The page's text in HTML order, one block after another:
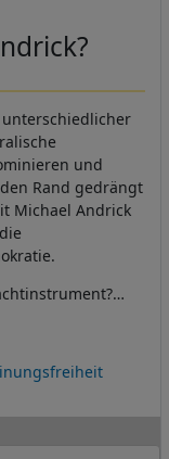
und
Rand gedrängt
Michael Andrick
gestärkt